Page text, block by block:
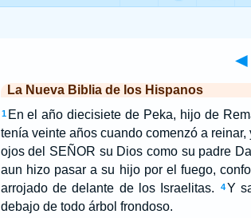
◄
La Nueva Biblia de los Hispanos
1 En el año diecisiete de Peka, hijo de
tenía veinte años cuando comenzó a
ojos del SEÑOR su Dios como su padre
aun hizo pasar a su hijo por el fuego,
arrojado de delante de los Israelitas.
4 Y
debajo de todo árbol frondoso.